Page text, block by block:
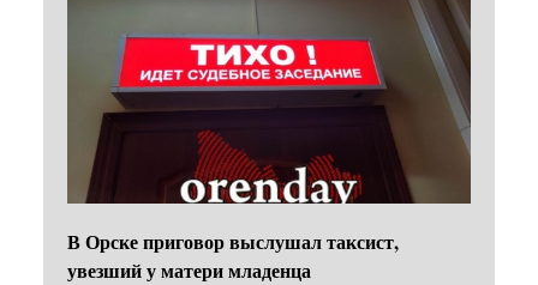
В Орске приговор выслушал таксист,
увезший у матери младенца